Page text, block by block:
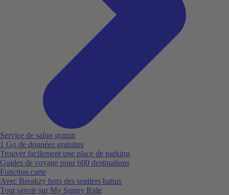
Service de salon gratuit
1 Go de données gratuites
Trouver facilement une place de parking
Guides de voyage pour 600 destinations
Fonction carte
Avec Breakzy hors des sentiers battus
Tout savoir sur My Sunny Ride